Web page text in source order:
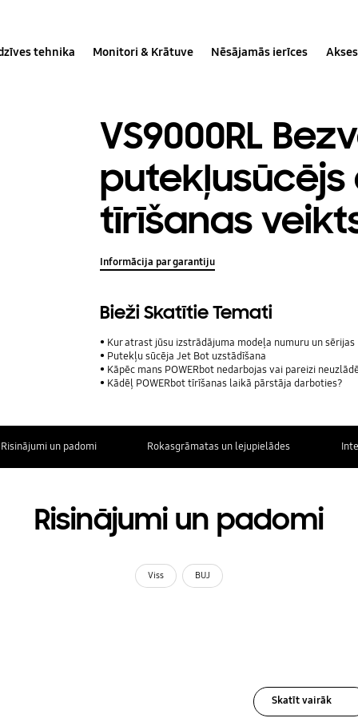
tehnika Monitori & Krātuve Nēsājamās ierīces
VS9000RL
tīrīšanas
Informācija par garantiju
Bieži Skatītie Temati
Kur atrast jūsu izstrādājuma modeļa numuru un sērijas
Putekļu sūcēja Jet Bot uzstādīšana
Kāpēc mans POWERbot nedarbojas vai pareizi
Kādēļ POWERbot tīrīšanas laikā pārstāja darboties?
Risinājumi un padomi Rokasgrāmatas un lejupielādes
Risinājumi un padomi
Viss BUJ
Skatīt vairāk